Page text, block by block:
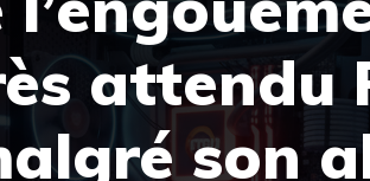
attendu
son